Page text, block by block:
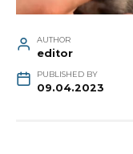
AUTHOR
editor
PUBLISHED BY
09.04.2023